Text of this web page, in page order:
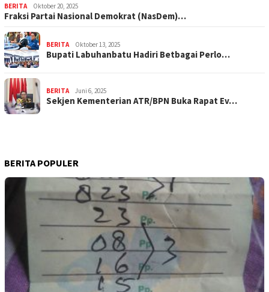
BERITA Oktober 20, 2025
Fraksi Partai Nasional Demokrat (NasDem)…
BERITA Oktober 13, 2025
Bupati Labuhanbatu Hadiri Betbagai Perlo…
BERITA Juni 6, 2025
Sekjen Kementerian ATR/BPN Buka Rapat Ev…
BERITA POPULER